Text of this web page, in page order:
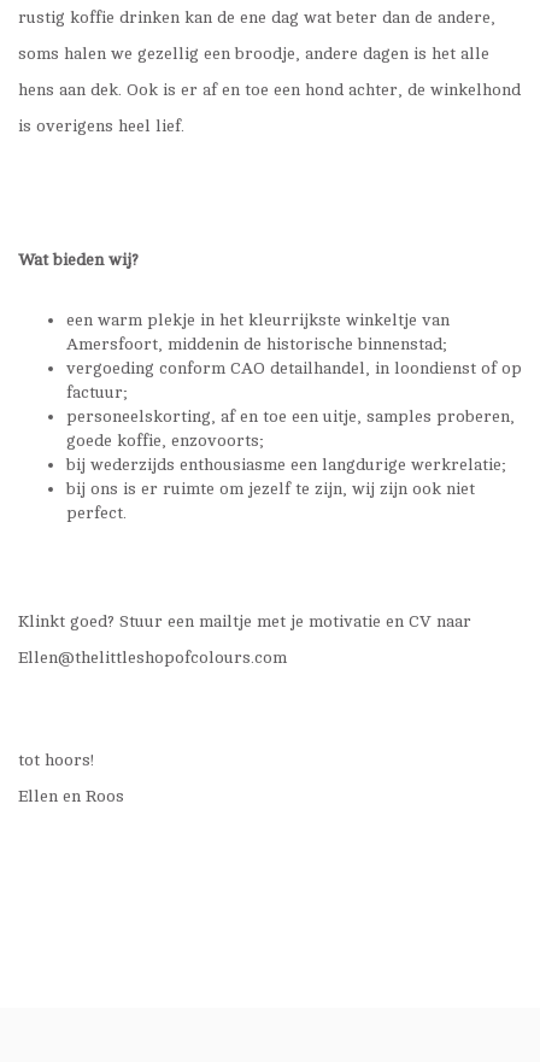
rustig koffie drinken kan de ene dag wat beter dan de andere,
soms halen we gezellig een broodje, andere dagen is het alle
hens aan dek. Ook is er af en toe een hond achter, de winkelhond
is overigens heel lief.
Wat bieden wij?
een warm plekje in het kleurrijkste winkeltje van
Amersfoort, middenin de historische binnenstad;
vergoeding conform CAO detailhandel, in loondienst of op
factuur;
personeelskorting, af en toe een uitje, samples proberen,
goede koffie, enzovoorts;
bij wederzijds enthousiasme een langdurige werkrelatie;
bij ons is er ruimte om jezelf te zijn, wij zijn ook niet
perfect.
Klinkt goed? Stuur een mailtje met je motivatie en CV naar
Ellen@thelittleshopofcolours.com
tot hoors!
Ellen en Roos